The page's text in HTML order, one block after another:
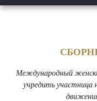
Международный
учредить участница